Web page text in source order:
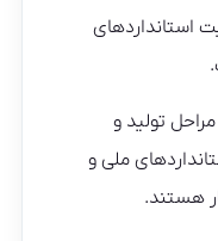
استانداردهای
تولید و
ملی و
هستند.